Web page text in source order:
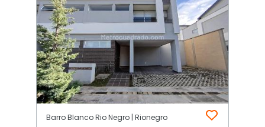
Barro Blanco Rio Negro | Rionegro